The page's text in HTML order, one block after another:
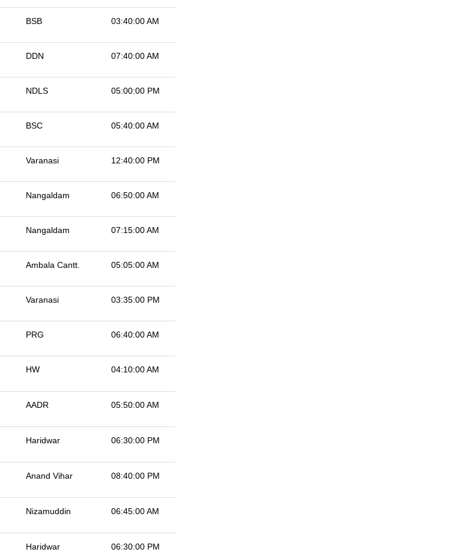
BSB 03:40:00 AM
DDN 07:40:00 AM
NDLS 05:00:00 PM
BSC 05:40:00 AM
Varanasi 12:40:00 PM
Nangaldam 06:50:00 AM
Nangaldam 07:15:00 AM
Ambala Cantt. 05:05:00 AM
Varanasi 03:35:00 PM
PRG 06:40:00 AM
HW 04:10:00 AM
AADR 05:50:00 AM
Haridwar 06:30:00 PM
Anand Vihar 08:40:00 PM
Nizamuddin 06:45:00 AM
Haridwar 06:30:00 PM